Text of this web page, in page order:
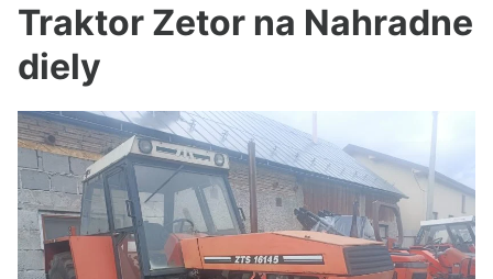
Traktor Zetor na Nahradne
diely